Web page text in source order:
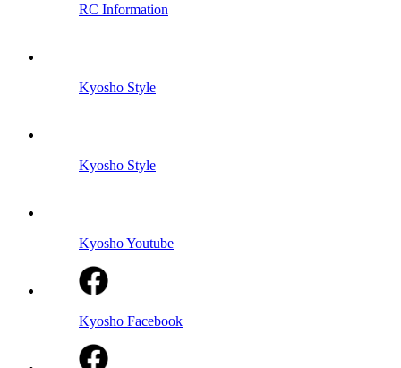
RC Information
Kyosho Style
Kyosho Style
Kyosho Youtube
Kyosho Facebook